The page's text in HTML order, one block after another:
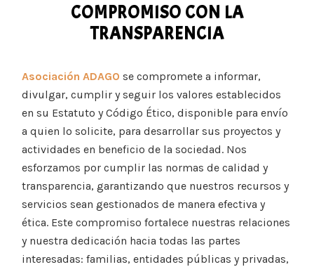
COMPROMISO CON LA
TRANSPARENCIA
Asociación ADAGO se compromete a informar,
divulgar, cumplir y seguir los valores establecidos
en su Estatuto y Código Ético, disponible para envío
a quien lo solicite, para desarrollar sus proyectos y
actividades en beneficio de la sociedad. Nos
esforzamos por cumplir las normas de calidad y
transparencia, garantizando que nuestros recursos y
servicios sean gestionados de manera efectiva y
ética. Este compromiso fortalece nuestras relaciones
y nuestra dedicación hacia todas las partes
interesadas: familias, entidades públicas y privadas,